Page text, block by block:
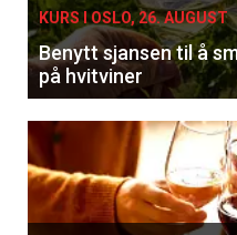
KURS I OSLO, 26. AUGUST
Benytt sjansen til å
på hvitviner